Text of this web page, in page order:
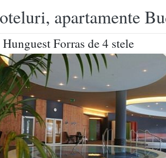
apartamente
Forras de 4 stele